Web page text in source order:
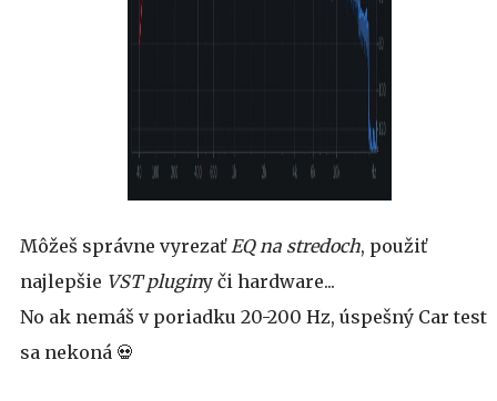
Môžeš správne vyrezaťEQ na stredoch, použiť
najlepšie VST pluginy či hardware...
No ak nemáš v poriadku 20-200 Hz, úspešný Car test
sa nekoná 💀